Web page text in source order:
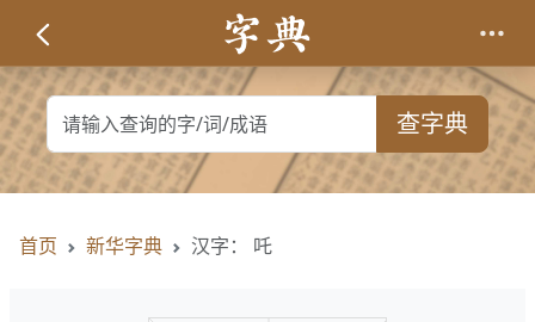
查字典
首页 新华字典 汉字： 吒